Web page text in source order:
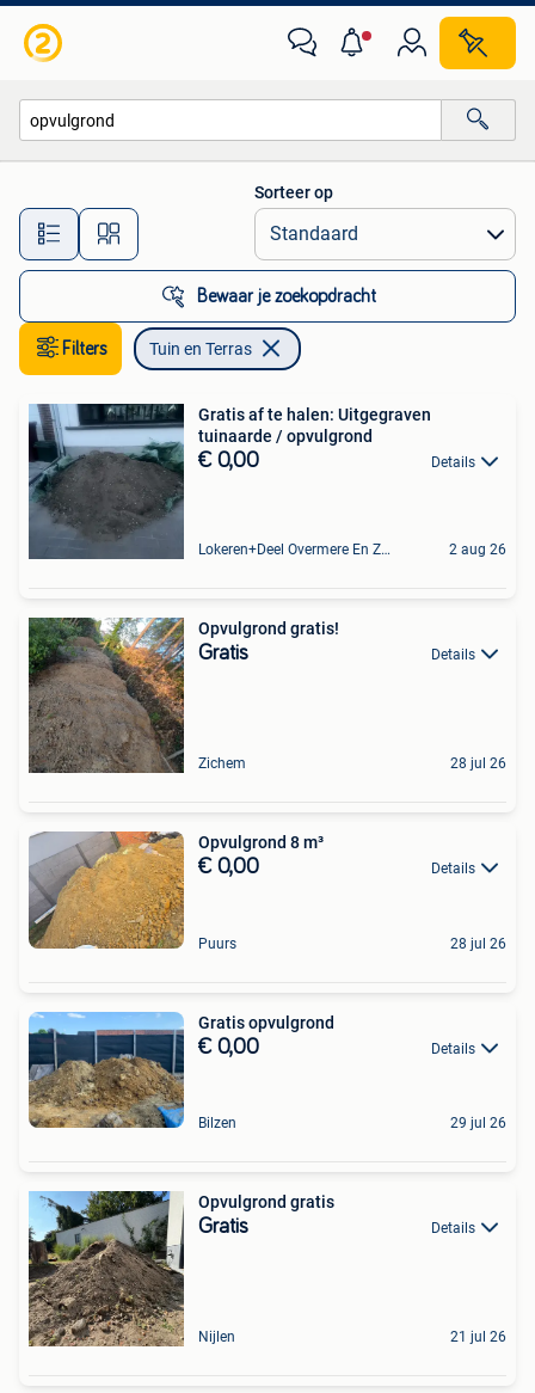
Alle afstanden…
Sorteer op
Bewaar je zoekopdracht
Filters Tuin en Terras
Gratis af te halen: Uitgegraven
tuinaarde / opvulgrond
€ 0,00 Details
Lokeren+Deel Overmere En Zele 2 aug 26
Opvulgrond gratis!
Gratis Details
Zichem 28 jul 26
Opvulgrond 8 m³
€ 0,00 Details
Puurs 28 jul 26
Gratis opvulgrond
€ 0,00 Details
Bilzen 29 jul 26
Opvulgrond gratis
Gratis Details
Nijlen 21 jul 26